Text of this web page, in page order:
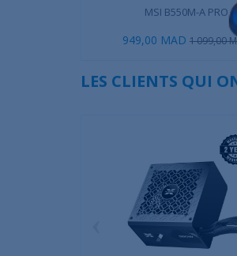
MSI B550M-A PRO
949,00 MAD 1 099,00
LES CLIENTS QUI